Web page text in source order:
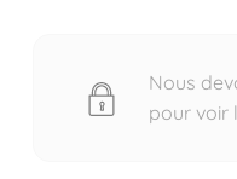
Nous
pour voir